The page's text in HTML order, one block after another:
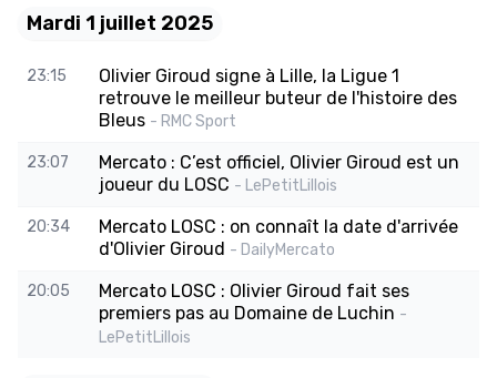
Mardi 1 juillet 2025
23:15
Olivier Giroud signe à Lille, la Ligue 1
retrouve le meilleur buteur de l'histoire des
Bleus - RMC Sport
23:07
Mercato : C’est officiel, Olivier Giroud est un
joueur du LOSC - LePetitLillois
20:34
Mercato LOSC : on connaît la date d'arrivée
d'Olivier Giroud - DailyMercato
20:05
Mercato LOSC : Olivier Giroud fait ses
premiers pas au Domaine de Luchin -
LePetitLillois